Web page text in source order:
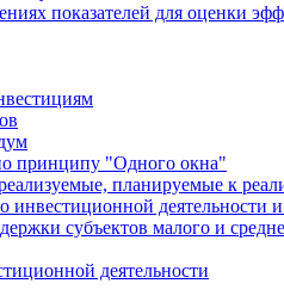
показателей для оценки
принципу "Oдного окна"
планируемые к
деятельности
субъектов малого и
деятельности